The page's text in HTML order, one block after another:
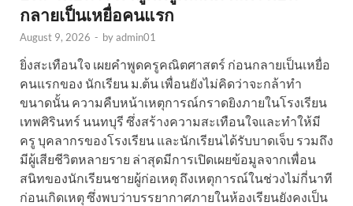
กลายเป็นเหยื่อคนแรก
August 9, 2026 - byadmin01
ยิ่งสะเทือนใจ เผยคำพูดครูคณิตศาสตร์ ก่อนกลายเป็นเหยื่อ
คนแรกของ นักเรียน ม.ต้น เพื่อนยังไม่คิดว่าจะกล้าทำ
ขนาดนั้น ความคืบหน้าเหตุการณ์กราดยิงภายในโรงเรียน
เทพศิรินทร์ นนทบุรี ซึ่งสร้างความสะเทือนใจและทำให้มี
ครู บุคลากรของโรงเรียน และนักเรียนได้รับบาดเจ็บ รวมถึง
มีผู้เสียชีวิตหลายราย ล่าสุดมีการเปิดเผยข้อมูลจากเพื่อน
สนิทของนักเรียนชายผู้ก่อเหตุ ถึงเหตุการณ์ในช่วงไม่กี่นาที
ก่อนเกิดเหตุ ซึ่งพบว่าบรรยากาศภายในห้องเรียนยังคงเป็น